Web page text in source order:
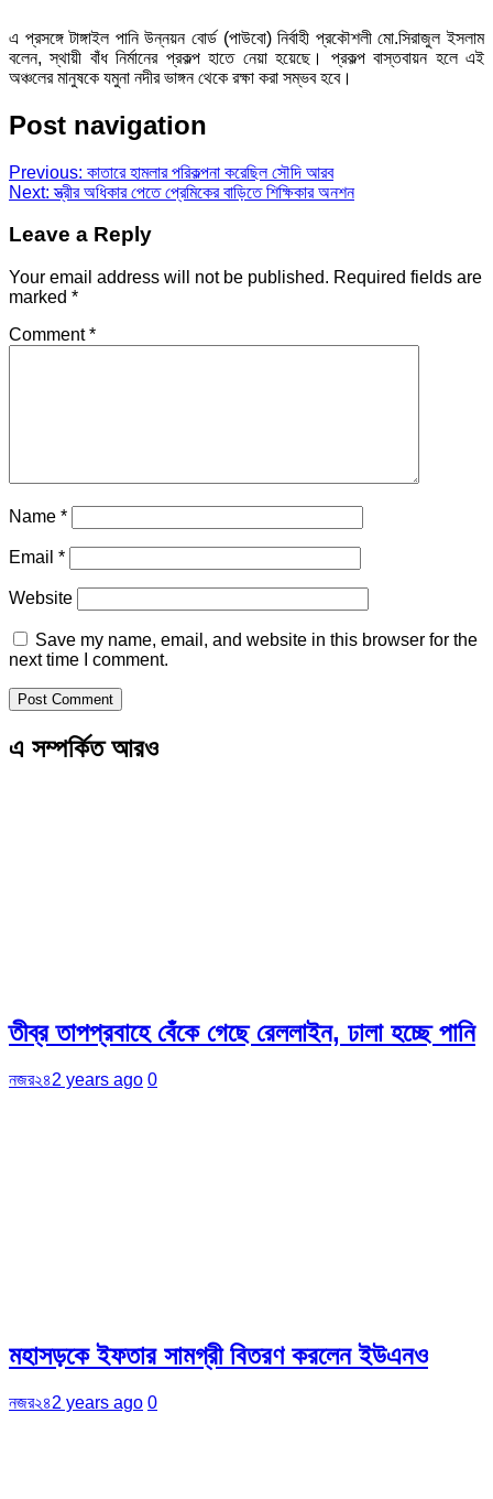
এ প্রসঙ্গে টাঙ্গাইল পানি উন্নয়ন বোর্ড (পাউবো) নির্বাহী প্রকৌশলী মো.সিরাজুল ইসলাম
বলেন, স্থায়ী বাঁধ নির্মানের প্রকল্প হাতে নেয়া হয়েছে। প্রকল্প বাস্তবায়ন হলে এই
অঞ্চলের মানুষকে যমুনা নদীর ভাঙ্গন থেকে রক্ষা করা সম্ভব হবে।
Post navigation
Previous: কাতারে হামলার পরিকল্পনা করেছিল সৌদি আরব
Next: স্ত্রীর অধিকার পেতে প্রেমিকের বাড়িতে শিক্ষিকার অনশন
Leave a Reply
Your email address will not be published. Required fields are
marked *
Comment*
Name *
Email *
Website
Save my name, email, and website in this browser for the
next time I comment.
এ সম্পর্কিত আরও
তীব্র তাপপ্রবাহে বেঁকে গেছে রেললাইন, ঢালা হচ্ছে পানি
নজর২৪2 years ago 0
মহাসড়কে ইফতার সামগ্রী বিতরণ করলেন ইউএনও
নজর২৪2 years ago 0